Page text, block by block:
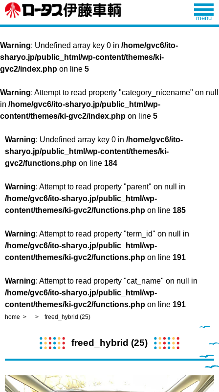
Warning: Undefined array key 0 in /home/gvc6/ito-
sharyo.jp/public_html/wp-content/themes/ki-
gvc2/index.php on line 5
Warning: Attempt to read property "category_nicename" on null
in /home/gvc6/ito-sharyo.jp/public_html/wp-
content/themes/ki-gvc2/index.php on line 5
Warning: Undefined array key 0 in /home/gvc6/ito-
sharyo.jp/public_html/wp-content/themes/ki-
gvc2/functions.php on line 184
Warning: Attempt to read property "parent" on null in
/home/gvc6/ito-sharyo.jp/public_html/wp-
content/themes/ki-gvc2/functions.php on line 185
Warning: Attempt to read property "term_id" on null in
/home/gvc6/ito-sharyo.jp/public_html/wp-
content/themes/ki-gvc2/functions.php on line 191
Warning: Attempt to read property "cat_name" on null in
/home/gvc6/ito-sharyo.jp/public_html/wp-
content/themes/ki-gvc2/functions.php on line 191
home freed_hybrid (25)
freed_hybrid (25)